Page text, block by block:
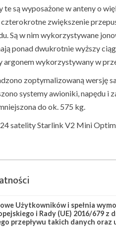
te są wyposażone w anteny o
czterokrotne zwiększenie
Są w nim wykorzystywane
ponad dwukrotnie wyższy
argonem wykorzystywany w
zoptymalizowaną wersję
systemy awioniki, napędu i
do ok. 575 kg.
satelity Starlink V2 Mini
Użytkowników i spełnia
i Rady (UE) 2016/679
przepływu takich danych